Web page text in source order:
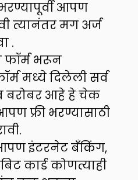
आपण
त्यानंतर मग अर्ज
.
फॉर्म भरून
मध्ये दिलेली सर्व
बरोबर आहे हे चेक
फ्री भरण्यासाठी
इंटरनेट बँकिंग,
कार्ड कोणत्याही